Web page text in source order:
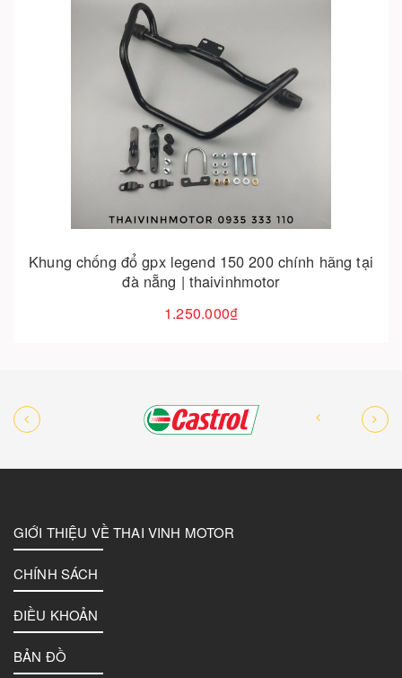
Đèn xi nhan led x-light cho vespa sprint &
primavera chính hãng | thaivinhmotor
1.550.000₫
Hết hàng
GIỚI THIỆU VỀ THAI VINH MOTOR
CHÍNH SÁCH
ĐIỀU KHOẢN
BẢN ĐỒ